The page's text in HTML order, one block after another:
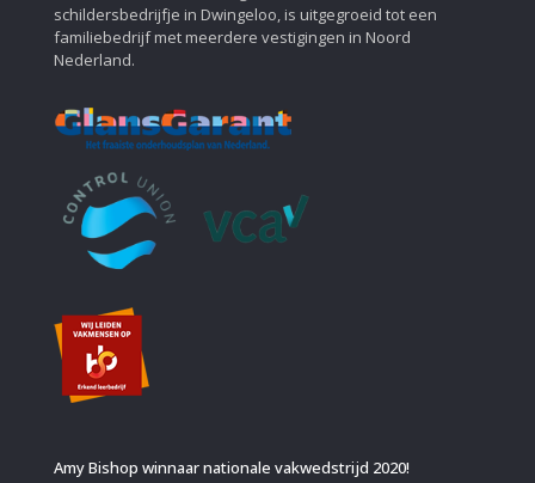
schildersbedrijfje in Dwingeloo, is uitgegroeid tot een
familiebedrijf met meerdere vestigingen in Noord
Nederland.
Amy Bishop winnaar nationale vakwedstrijd 2020!